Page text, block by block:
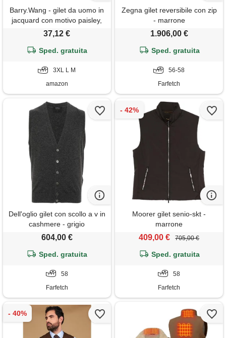
Barry.Wang - gilet da uomo in
jacquard con motivo paisley,
in seta, con collo a v, per
completo di cravatta,
gemelli per polsini, ideale per
37,12 €
Sped. gratuita
3XL L M
amazon
Zegna gilet reversibile con zip
- marrone
1.906,00 €
Sped. gratuita
56-58
Farfetch
Dell'oglio gilet con scollo a v in
cashmere - grigio
604,00 €
Sped. gratuita
58
Farfetch
Moorer gilet senio-skt -
marrone
409,00 € 705,00 €
Sped. gratuita
58
Farfetch